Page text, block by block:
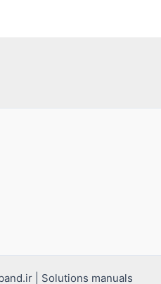
| Solutions manuals